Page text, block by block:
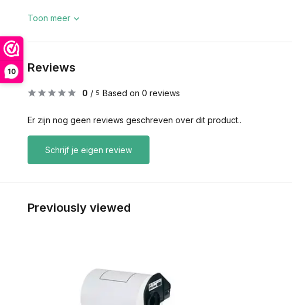
10
Toon meer
Reviews
0 / 5 Based on 0 reviews
Er zijn nog geen reviews geschreven over dit product..
Schrijf je eigen review
Previously viewed